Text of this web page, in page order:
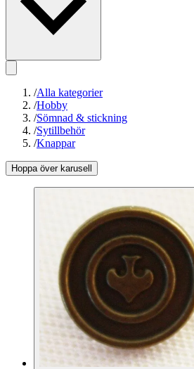
/Alla kategorier
/Hobby
/Sömnad & stickning
/Sytillbehör
/Knappar
Hoppa över karusell